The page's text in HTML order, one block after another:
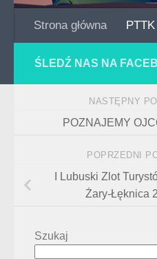
Strona główna
ŚLEDŹ NAS NA
NASTĘPNY
POZNAJEMY
POPRZEDNI
I Lubuski Zlot
Żary-Łęknica
Szukaj